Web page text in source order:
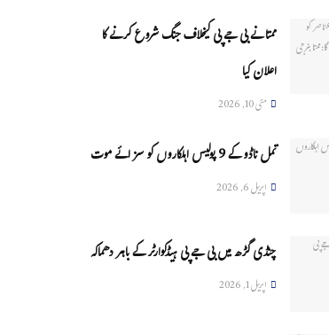
ممتا نے بی جے پی کیخلاف جنگ شروع کرنے کا
اعلان کیا
مئی 10, 2026
تمل ناڈو کے 9 پولیس اہلکاروں کو سزائے موت
اپریل 6, 2026
چنڈی گڑھ میں بی جے پی ہیڈکوارٹر کے باہر دھماکہ
اپریل 1, 2026